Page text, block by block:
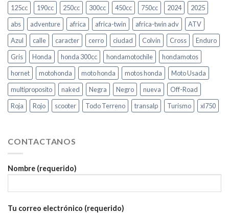
125cc 190cc 250cc 300cc 450cc 750cc 2024
2025
abs
adventure africa africa-twin africa-twin adv
ATV
Azul
calle caracter cerro ciudad Colvin Cross
Enduro
Gris
Honda honda 300cc hondamotochile
hondamotos
hornet
motohonda moto honda motos honda
Moto Usada
multiproposito
naked Negra Negro nueva
Off-Road
Roja
Rojo scooter Todo Terreno transalp Turismo xl750
CONTACTANOS
Nombre (requerido)
Tu correo electrónico (requerido)